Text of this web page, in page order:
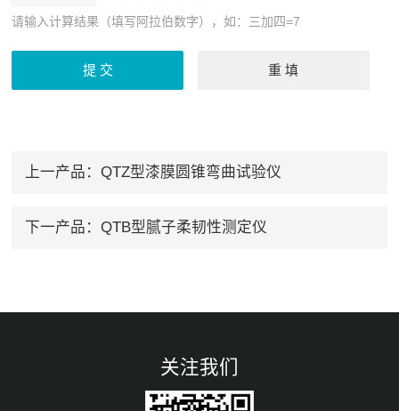
请输入计算结果（填写阿拉伯数字），如：三加四=7
上一产品： QTZ型漆膜圆锥弯曲试验仪
下一产品： QTB型腻子柔韧性测定仪
关注我们